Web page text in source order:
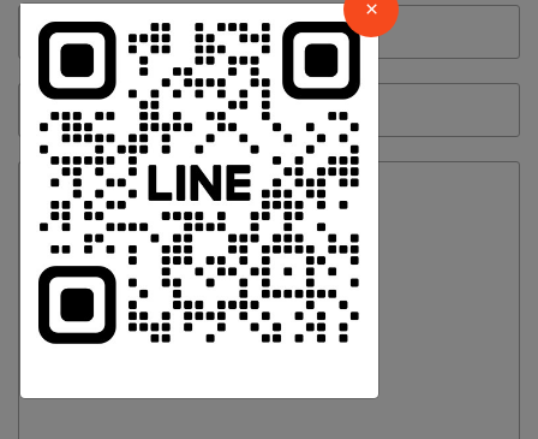
量
中 華 超 傳 媒
Https://reurl.cc/adqW77
訂閱
×